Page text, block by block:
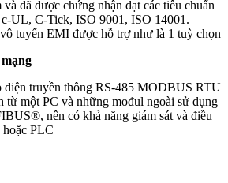
và đã được chứng nhận đạt các tiêu chuẩn
UL, C-Tick, ISO 9001, ISO 14001.
tuyến EMI được hỗ trợ như là 1 tuỳ chọn
diện truyền thông RS-485 MODBUS RTU
từ một PC và những mođul ngoài sử dụng
nên có khả năng giám sát và điều
PLC